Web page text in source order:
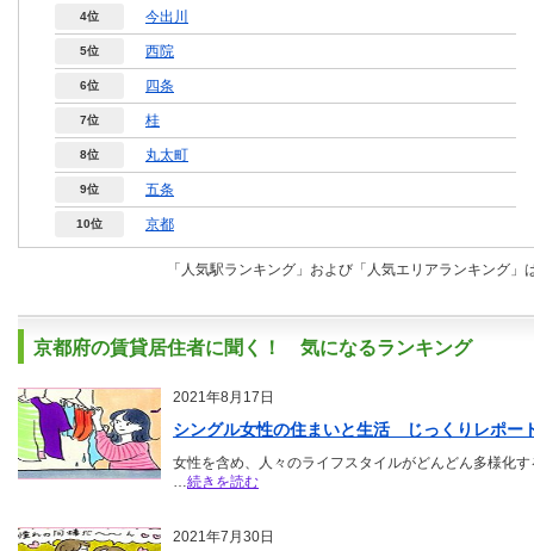
4位 今出川
5位 西院
6位 四条
7位 桂
8位 丸太町
9位 五条
10位 京都
「人気駅ランキング」および「人気エリアランキング
京都府の賃貸居住者に聞く！ 気になるランキング
2021年8月17日
シングル女性の住まいと生活 じっくりレポ
女性を含め、人々のライフスタイルがどんどん多様化
…続きを読む
2021年7月30日